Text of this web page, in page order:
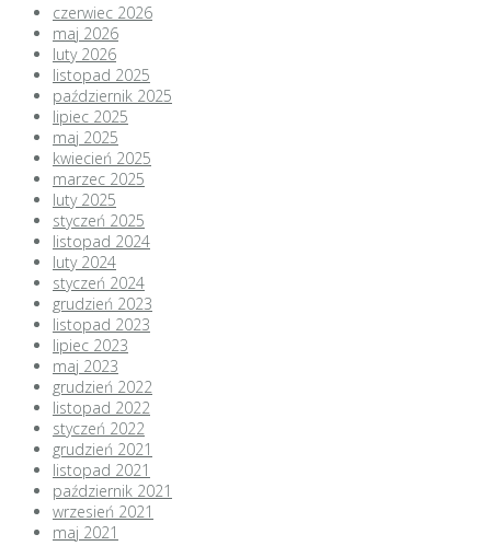
czerwiec 2026
maj 2026
luty 2026
listopad 2025
październik 2025
lipiec 2025
maj 2025
kwiecień 2025
marzec 2025
luty 2025
styczeń 2025
listopad 2024
luty 2024
styczeń 2024
grudzień 2023
listopad 2023
lipiec 2023
maj 2023
grudzień 2022
listopad 2022
styczeń 2022
grudzień 2021
listopad 2021
październik 2021
wrzesień 2021
maj 2021